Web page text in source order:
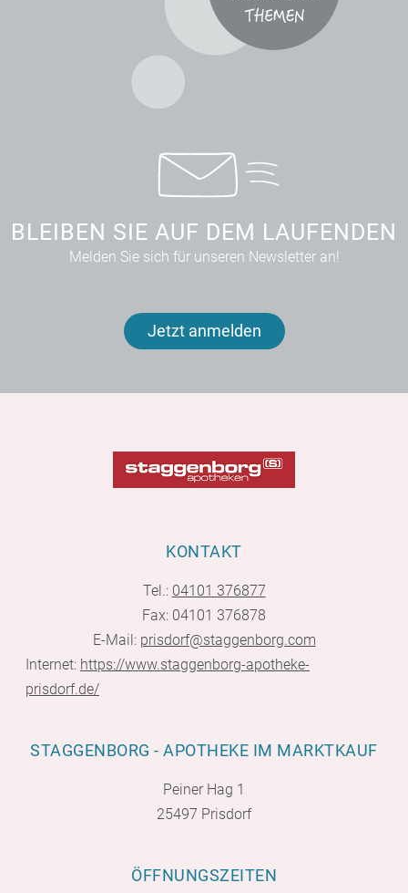
BLEIBEN SIE AUF DEM LAUFENDEN
Melden Sie sich für unseren Newsletter an!
Jetzt anmelden
KONTAKT
Tel.: 04101 376877
Fax: 04101 376878
E-Mail: prisdorf@staggenborg.com
Internet: https://www.staggenborg-apotheke-
prisdorf.de/
STAGGENBORG - APOTHEKE IM MARKTKAUF
Peiner Hag 1
25497 Prisdorf
ÖFFNUNGSZEITEN